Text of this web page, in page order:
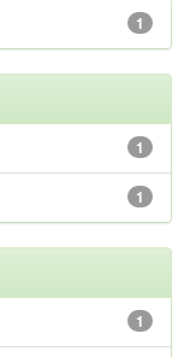
1
1
1
1